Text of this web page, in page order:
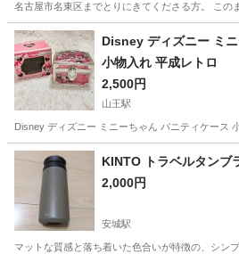
名古屋市名東区までとりにきてくださる方。 こ
愛知 名古屋市 洗濯用品
Disney ディズニー ミ
小物入れ 平成レトロ
2,500円
山王駅
Disney ディズニー ミニーちゃん バニティケース
愛知 名古屋市 山王駅 その他 ミ
KINTO トラベルタンブ
2,000円
安城駅
マットな質感と落ち着いた色合いが特徴の、シン